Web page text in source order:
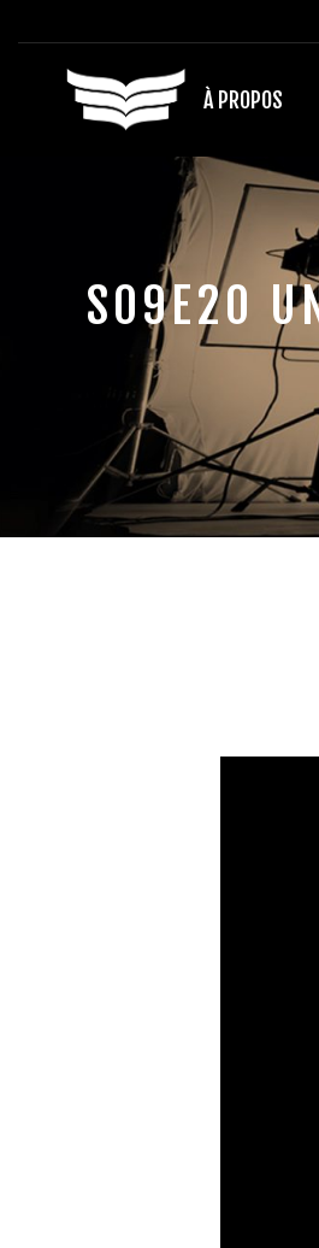
À PROPOS
S09E20